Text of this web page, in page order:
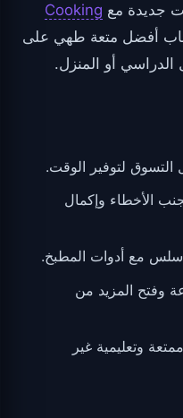
جديدة مع Cooking
أفضل متعة طهي على
الدراسي أو المنزل.
التسوق لتوفير الوقت.
الأخطاء وإكمال
سلس مع أدوات المطبخ.
وفتح المزيد من
وتعليمية غير